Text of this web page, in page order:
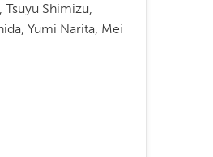
Shimizu,
Yumi Narita, Mei